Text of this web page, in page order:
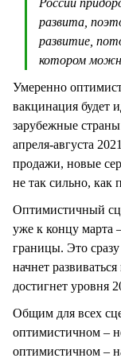
развита,
развитие,
котором
Умеренно
вакцинация будет
зарубежные
апреля-августа
продажи, новые
не так сильно, как
Оптимистичный
уже к концу марта
границы. Это
начнет
достигнет уровня
Общим для всех
оптимистичном –
оптимистичном –